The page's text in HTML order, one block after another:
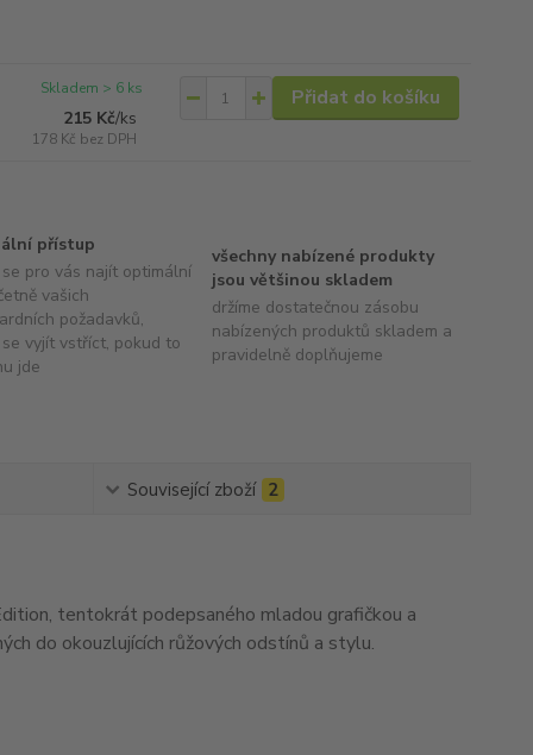
215 Kč/ks
178 Kč bez DPH
Skladem > 6 ks Přidat do košíku
přístup
pro vás najít optimální
vašich
požadavků,
vyjít vstříct, pokud to
jde
všechny nabízené produkty
jsou většinou skladem
držíme dostatečnou zásobu
nabízených produktů skladem a
pravidelně doplňujeme
Související zboží 2
tentokrát podepsaného mladou grafičkou a
do okouzlujících růžových odstínů a stylu.